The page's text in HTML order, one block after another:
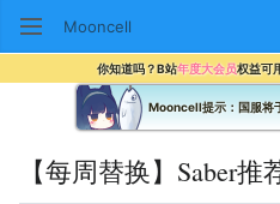
Mooncell
你知道吗？B站年度大会员权益可
Mooncell提示：国服将
【每周替换】Saber推